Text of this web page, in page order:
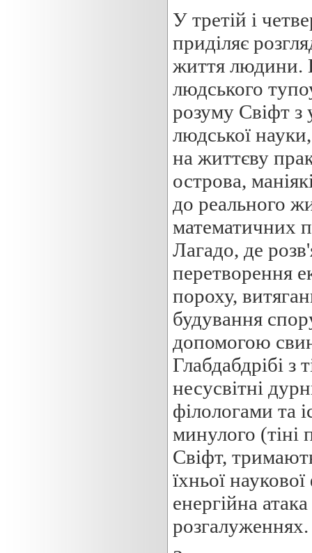
У третій і
приділяє
життя людини.
людського
розуму Свіфт з
людської
на життєву
острова,
до реального
математичних
Лагадо, де
перетворення
пороху,
будування
допомогою
Глабдабдрібі
несусвітні
філологами та
минулого (тіні
Свіфт,
їхньої
енергійна
розгалуженнях.